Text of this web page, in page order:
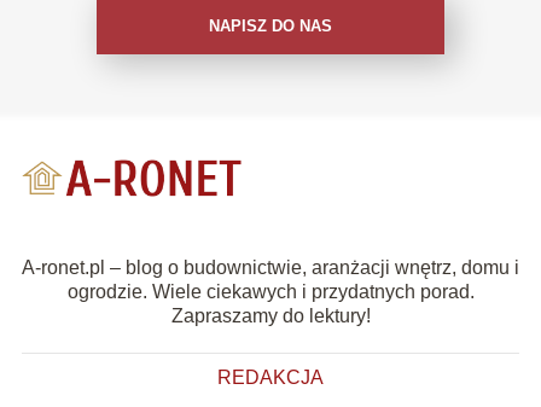
NAPISZ DO NAS
A-ronet.pl – blog o budownictwie, aranżacji wnętrz, domu i
ogrodzie. Wiele ciekawych i przydatnych porad.
Zapraszamy do lektury!
REDAKCJA